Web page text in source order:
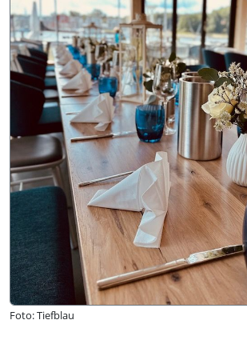
Foto: Tiefblau